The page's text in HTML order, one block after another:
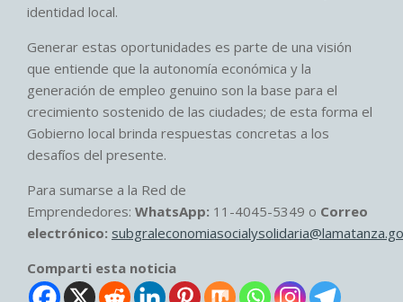
identidad local.
Generar estas oportunidades es parte de una visión
que entiende que la autonomía económica y la
generación de empleo genuino son la base para el
crecimiento sostenido de las ciudades; de esta forma el
Gobierno local brinda respuestas concretas a los
desafíos del presente.
Para sumarse a la Red de
Emprendedores: WhatsApp: 11-4045-5349 o Correo
electrónico:
Comparti esta noticia